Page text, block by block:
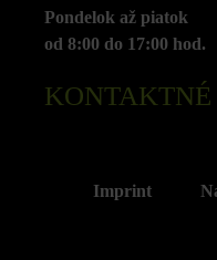
Pondelok až piatok
od 8:00 do 17:00 hod.
KONTAKTNÉ
Imprint